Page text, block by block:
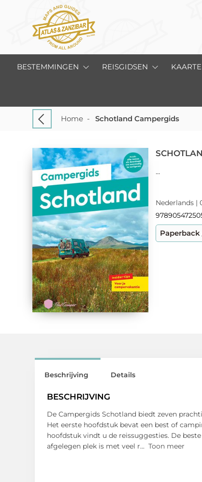
BESTEMMINGEN REISGIDSEN
Home - Schotland Campergids
...
Nederlands |
Beschrijving
BESCHRIJVING
De Campergids Schotland biedt zeven
Het eerste hoofdstuk bevat een best of
hoofdstuk vindt u de reissuggesties. De
afgelegen plek is met veel r... Toon meer
Details